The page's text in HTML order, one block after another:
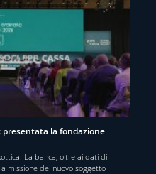
presentata la fondazione
La banca, oltre ai dati di
missione del nuovo soggetto